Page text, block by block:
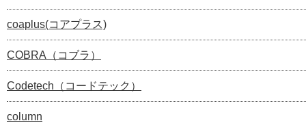
coaplus(コアプラス)
COBRA（コブラ）
Codetech（コードテック）
column